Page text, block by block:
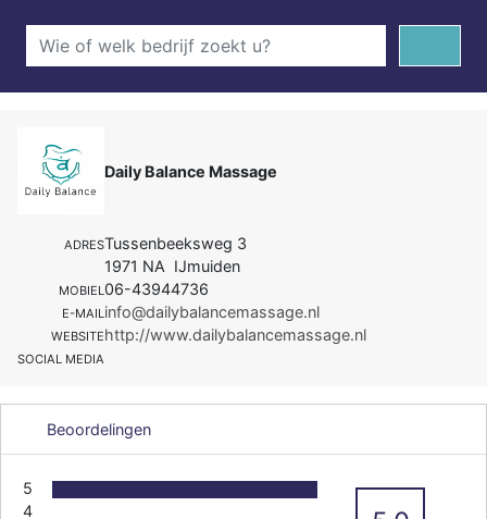
Daily Balance Massage
ADRESTussenbeeksweg 3
1971 NA IJmuiden
MOBIEL06-43944736
E-MAILinfo@dailybalancemassage.nl
WEBSITEhttp://www.dailybalancemassage.nl
SOCIAL MEDIA
Beoordelingen
5
4